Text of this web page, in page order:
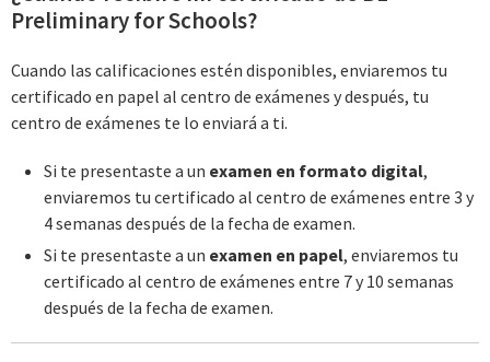
Preliminary for Schools?
Cuando las calificaciones estén disponibles, enviaremos tu
certificado en papel al centro de exámenes y después, tu
centro de exámenes te lo enviará a ti.
Si te presentaste a un examen en formato digital,
enviaremos tu certificado al centro de exámenes entre 3 y
4 semanas después de la fecha de examen.
Si te presentaste a un examen en papel, enviaremos tu
certificado al centro de exámenes entre 7 y 10 semanas
después de la fecha de examen.